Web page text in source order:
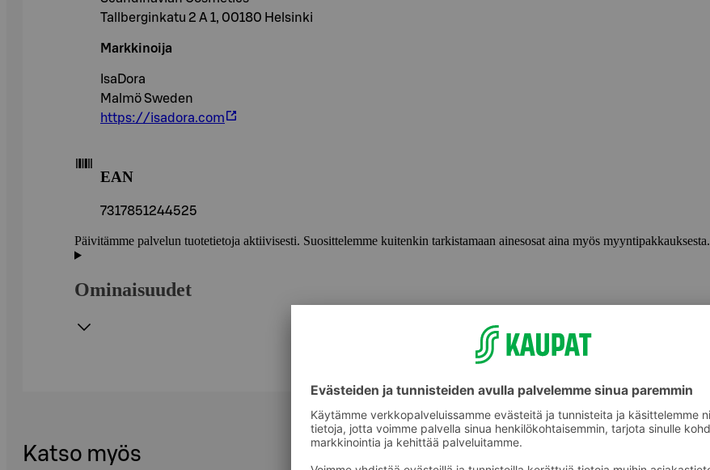
Tallberginkatu 2 A 1, 00180 Helsinki
Markkinoija
IsaDora
Malmö Sweden
https://isadora.com
EAN
7317851244525
Päivitämme palvelun tuotetietoja aktiivisesti. Suosittelemme kuitenkin tarkistamaan ainesosat aina myös myyntipakkauksesta.
Ominaisuudet
Katso myös